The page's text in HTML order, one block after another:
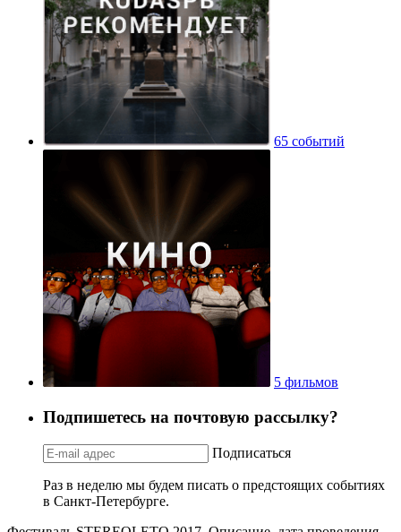
65 событий
5 фильмов
Подпишетесь на почтовую рассылку?
Подписаться
Раз в неделю мы будем писать о предстоящих событиях
в Санкт-Петербурге.